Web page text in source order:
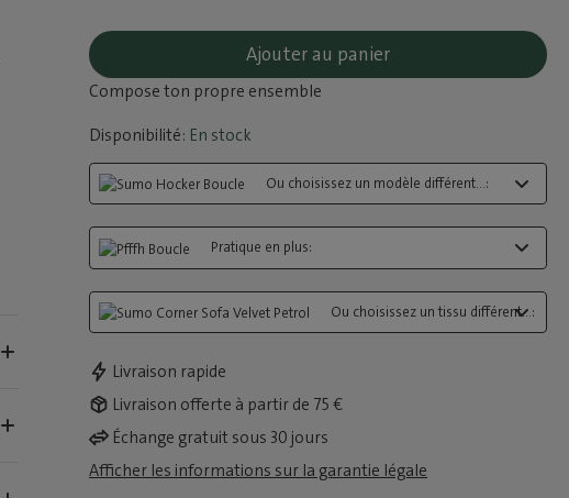
Ajouter au panier
Compose ton propre ensemble
Disponibilité: En stock
Ou choisissez un modèle différent...:
Pratique en plus:
Ou choisissez un tissu différent...:
Livraison rapide
Livraison offerte à partir de 75 €
Échange gratuit sous 30 jours
Afficher les informations sur la garantie légale